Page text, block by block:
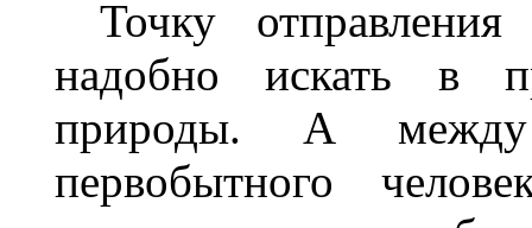
Точку
надобно искать в
природы. А
первобытного